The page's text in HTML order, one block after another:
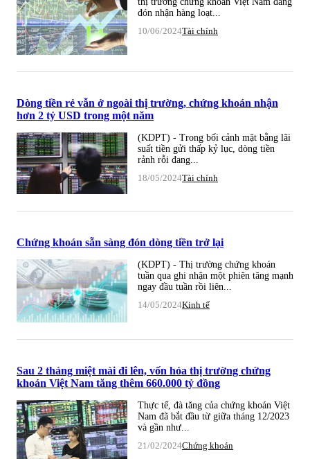
đón nhận hàng loạt...
10/06/2024Tài chính
Dòng tiền rẻ vẫn ở ngoài thị trường, chứng khoán nhận
hơn 2 tỷ USD trong một năm
(KDPT) - Trong bối cảnh mặt bằng lãi
suất tiền gửi thấp kỷ lục, dòng tiền
rảnh rỗi đang...
18/05/2024Tài chính
Chứng khoán sẵn sàng đón dòng tiền trở lại
(KDPT) - Thị trường chứng khoán
tuần qua ghi nhận một phiên tăng mạnh
ngay đầu tuần rồi liên...
14/05/2024Kinh tế
Sau 2 tháng miệt mài đi lên, vốn hóa thị trường chứng
khoán Việt Nam tăng thêm 660.000 tỷ đồng
Thực tế, đà tăng của chứng khoán Việt
Nam đã bắt đầu từ giữa tháng 12/2023
và gần như...
21/02/2024Chứng khoán